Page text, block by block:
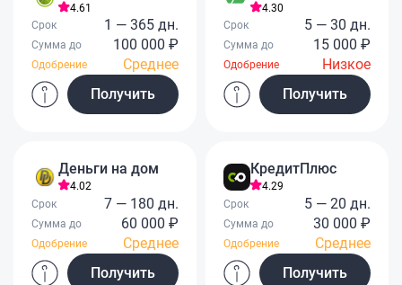
4.61
Срок
1 — 365 дн.
Сумма до 100 000 ₽
Одобрение
Среднее
Получить
4.30
Срок
5 — 30 дн.
Сумма до 15 000 ₽
Одобрение
Низкое
Получить
Деньги на дом
4.02
Срок
7 — 180 дн.
Сумма до 60 000 ₽
Одобрение
Среднее
Получить
КредитПлюс
4.29
Срок
5 — 20 дн.
Сумма до 30 000 ₽
Одобрение
Среднее
Получить